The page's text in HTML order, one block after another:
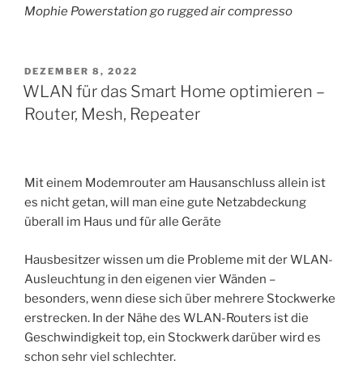
Mophie Powerstation go rugged air compresso
VERÖFFENTLICHT
AM
DEZEMBER 8, 2022
WLAN für das Smart Home optimieren –
Router, Mesh, Repeater
Mit einem Modemrouter am Hausanschluss allein ist
es nicht getan, will man eine gute Netzabdeckung
überall im Haus und für alle Geräte
Hausbesitzer wissen um die Probleme mit der WLAN-
Ausleuchtung in den eigenen vier Wänden –
besonders, wenn diese sich über mehrere Stockwerke
erstrecken. In der Nähe des WLAN-Routers ist die
Geschwindigkeit top, ein Stockwerk darüber wird es
schon sehr viel schlechter.